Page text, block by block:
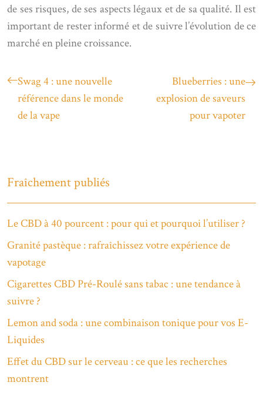
de ses risques, de ses aspects légaux et de sa qualité. Il est
important de rester informé et de suivre l’évolution de ce
marché en pleine croissance.
Swag 4 : une nouvelle
référence dans le monde
de la vape
Blueberries : une
explosion de saveurs
pour vapoter
Fraîchement publiés
Le CBD à 40 pourcent : pour qui et pourquoi l’utiliser ?
Granité pastèque : rafraîchissez votre expérience de
vapotage
Cigarettes CBD Pré-Roulé sans tabac : une tendance à
suivre ?
Lemon and soda : une combinaison tonique pour vos E-
Liquides
Effet du CBD sur le cerveau : ce que les recherches
montrent